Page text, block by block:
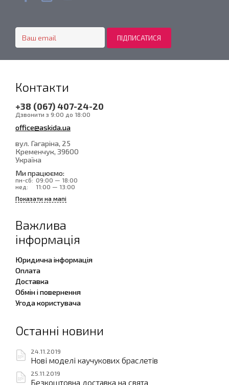
Контакти
+38 (067) 407-24-20
Дзвонити з 9:00 до 18:00
office@askida.ua
вул. Гагаріна, 25
Кременчук, 39600
Україна
Ми працюємо:
пн-сб: 09:00 — 18:00
нед:
11:00 — 13:00
Показати на мапі
Важлива
інформація
Юридична інформація
Оплата
Доставка
Обмін і повернення
Угода користувача
Останні новини
24.11.2019
Нові моделі каучукових браслетів
25.11.2019
Безкоштовна доставка на свята